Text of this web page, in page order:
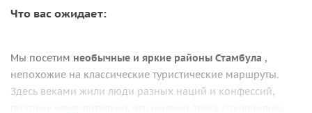
Что вас ожидает:
Мы посетим необычные и яркие районы Стамбула ,
непохожие на классические туристические маршруты.
Здесь веками жили люди разных наций и конфессий,